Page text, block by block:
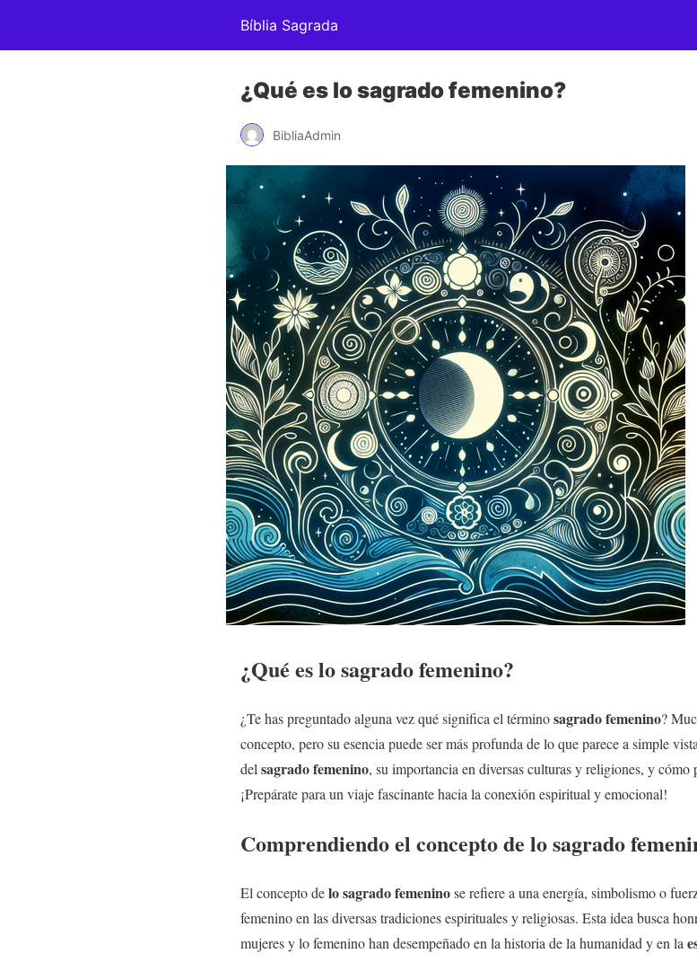
Bíblia Sagrada
¿Qué es lo sagrado femenino?
BibliaAdmin
¿Qué es losagrado femenino?
¿Te has preguntado alguna vez qué significa el términosagrado femenino?
concepto, pero su esencia puede ser más profunda de lo que parece a simple
del sagrado femenino, su importancia en diversas culturas y religiones, y
¡Prepárate para un viaje fascinante hacia la conexión espiritual y emocional!
Comprendiendo el concepto de losagrado
El concepto delosagrado femeninose refiere a una energía, simbolismo o
femenino en las diversas tradiciones espirituales y religiosas. Esta idea busca
mujeres y lo femenino han desempeñado en la historia de la humanidad y en la